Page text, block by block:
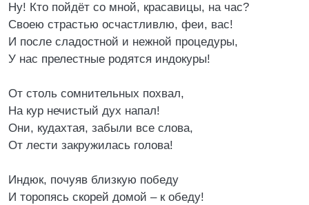
Ну! Кто пойдёт со мной, красавицы, на час?
Своею страстью осчастливлю, феи, вас!
И после сладостной и нежной процедуры,
У нас прелестные родятся индокуры!
От столь сомнительных похвал,
На кур нечистый дух напал!
Они, кудахтая, забыли все слова,
От лести закружилась голова!
Индюк, почуяв близкую победу
И торопясь скорей домой – к обеду!